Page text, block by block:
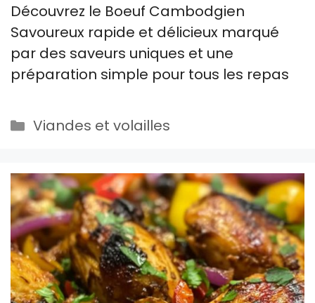
Découvrez le Boeuf Cambodgien
Savoureux rapide et délicieux marqué
par des saveurs uniques et une
préparation simple pour tous les repas
Catégories
Viandes et volailles